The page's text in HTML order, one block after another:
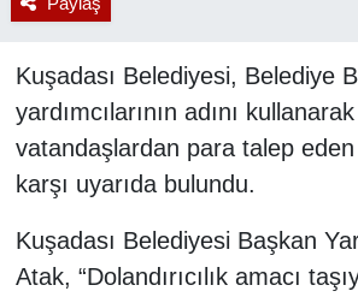
Kuşadası Belediyesi, Belediye
yardımcılarının adını kullanarak
vatandaşlardan para talep eden
karşı uyarıda bulundu.
Kuşadası Belediyesi Başkan
Atak, “Dolandırıcılık amacı